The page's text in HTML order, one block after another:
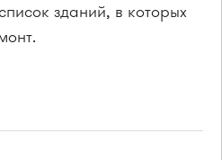
зданий, в которых